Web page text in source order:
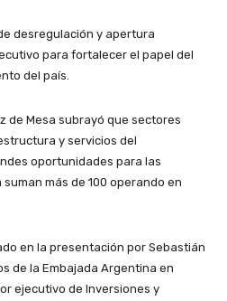
desregulación y apertura
para fortalecer el papel del
del país.
de Mesa subrayó que sectores
y servicios del
oportunidades para las
más de 100 operando en
en la presentación por Sebastián
de la Embajada Argentina en
ejecutivo de Inversiones y